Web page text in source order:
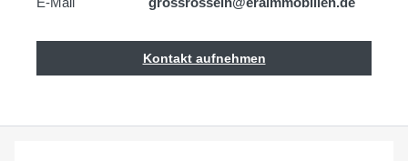
Kontakt aufnehmen